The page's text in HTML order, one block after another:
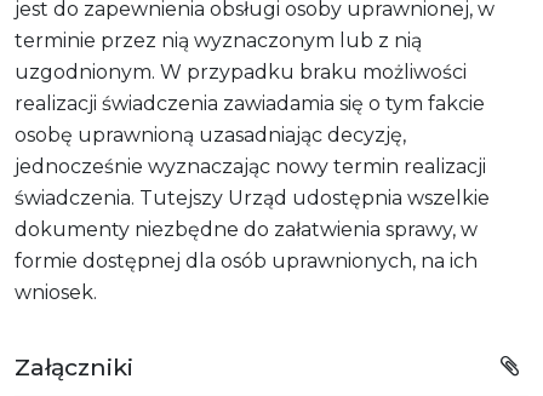
jest do zapewnienia obsługi osoby uprawnionej, w
terminie przez nią wyznaczonym lub z nią
uzgodnionym. W przypadku braku możliwości
realizacji świadczenia zawiadamia się o tym fakcie
osobę uprawnioną uzasadniając decyzję,
jednocześnie wyznaczając nowy termin realizacji
świadczenia. Tutejszy Urząd udostępnia wszelkie
dokumenty niezbędne do załatwienia sprawy, w
formie dostępnej dla osób uprawnionych, na ich
wniosek.
Załączniki